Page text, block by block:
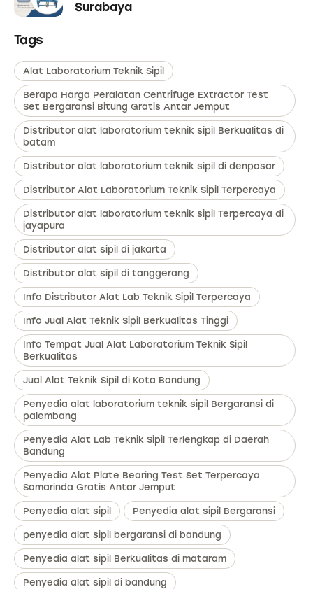
Surabaya
Tags
Alat Laboratorium Teknik Sipil
Berapa Harga Peralatan Centrifuge Extractor Test
Set Bergaransi Bitung Gratis Antar Jemput
Distributor alat laboratorium teknik sipil Berkualitas di
batam
Distributor alat laboratorium teknik sipil di denpasar
Distributor Alat Laboratorium Teknik Sipil Terpercaya
Distributor alat laboratorium teknik sipil Terpercaya di
jayapura
Distributor alat sipil di jakarta
Distributor alat sipil di tanggerang
Info Distributor Alat Lab Teknik Sipil Terpercaya
Info Jual Alat Teknik Sipil Berkualitas Tinggi
Info Tempat Jual Alat Laboratorium Teknik Sipil
Berkualitas
Jual Alat Teknik Sipil di Kota Bandung
Penyedia alat laboratorium teknik sipil Bergaransi di
palembang
Penyedia Alat Lab Teknik Sipil Terlengkap di Daerah
Bandung
Penyedia Alat Plate Bearing Test Set Terpercaya
Samarinda Gratis Antar Jemput
Penyedia alat sipil Penyedia alat sipil Bergaransi
penyedia alat sipil bergaransi di bandung
Penyedia alat sipil Berkualitas di mataram
Penyedia alat sipil di bandung